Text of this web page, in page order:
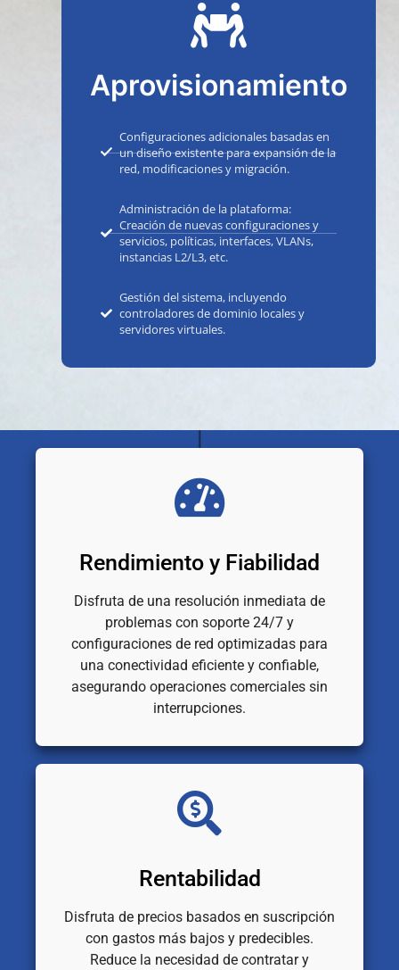
Aprovisionamiento
Configuraciones adicionales basadas en
un diseño existente para expansión de la
red, modificaciones y migración.
Administración de la plataforma:
Creación de nuevas configuraciones y
servicios, políticas, interfaces, VLANs,
instancias L2/L3, etc.
Gestión del sistema, incluyendo
controladores de dominio locales y
servidores virtuales.
Rendimiento y Fiabilidad
Disfruta de una resolución inmediata de
problemas con soporte 24/7 y
configuraciones de red optimizadas para
una conectividad eficiente y confiable,
asegurando operaciones comerciales sin
interrupciones.
Rentabilidad
Disfruta de precios basados en suscripción
con gastos más bajos y predecibles.
Reduce la necesidad de contratar y